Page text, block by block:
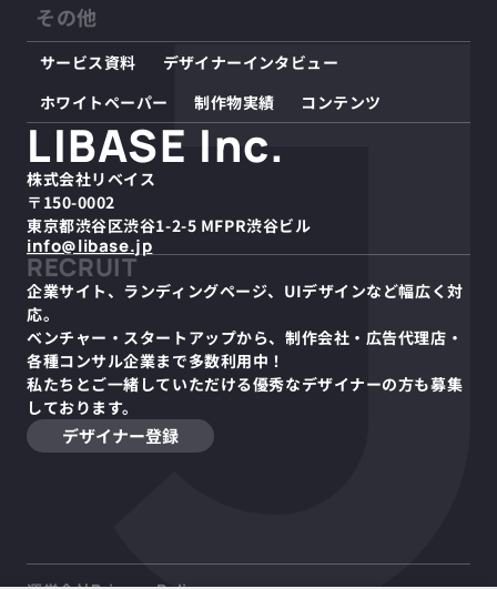
その他
サービス資料
デザイナーインタビュー
ホワイトペーパー
制作物実績 コンテンツ
LIBASE Inc.
株式会社リベイス
〒150-0002
東京都渋谷区渋谷1-2-5 MFPR渋谷ビル
info@libase.jp
RECRUIT
企業サイト、ランディングページ、UIデザインなど幅広く対
応。
ベンチャー・スタートアップから、制作会社・広告代理店・
各種コンサル企業まで多数利用中！
私たちとご一緒していただける優秀なデザイナーの方も募集
しております。
デザイナー登録